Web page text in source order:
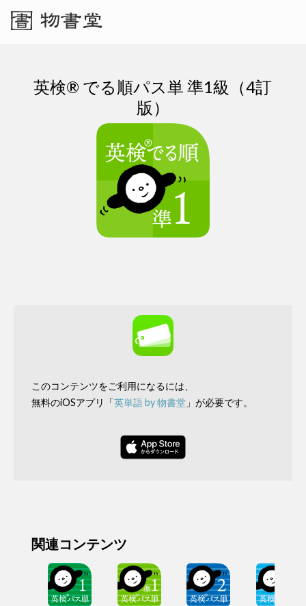
英検® でる順パス単 準1級（4訂
版）
このコンテンツをご利用になるには、
無料のiOSアプリ「英単語 by 物書堂」が必要です。
関連コンテンツ